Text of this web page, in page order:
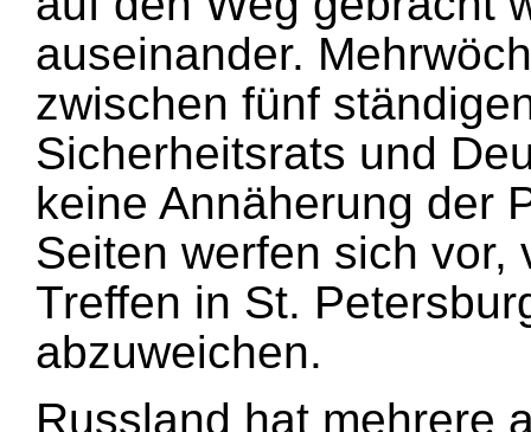
auseinander.
zwischen fünf
Sicherheitsrats und
keine Annäherung der
Seiten werfen sich vor,
Treffen in St.
abzuweichen.
Russland hat mehrere